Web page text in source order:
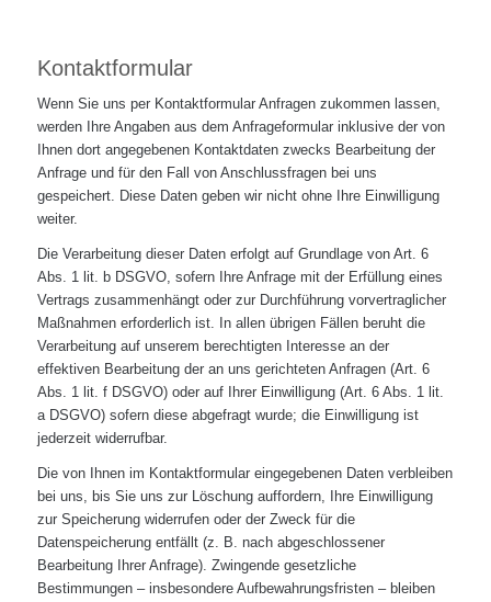
Kontaktformular
Wenn Sie uns per Kontaktformular Anfragen zukommen lassen,
werden Ihre Angaben aus dem Anfrageformular inklusive der von
Ihnen dort angegebenen Kontaktdaten zwecks Bearbeitung der
Anfrage und für den Fall von Anschlussfragen bei uns
gespeichert. Diese Daten geben wir nicht ohne Ihre Einwilligung
weiter.
Die Verarbeitung dieser Daten erfolgt auf Grundlage von Art. 6
Abs. 1 lit. b DSGVO, sofern Ihre Anfrage mit der Erfüllung eines
Vertrags zusammenhängt oder zur Durchführung vorvertraglicher
Maßnahmen erforderlich ist. In allen übrigen Fällen beruht die
Verarbeitung auf unserem berechtigten Interesse an der
effektiven Bearbeitung der an uns gerichteten Anfragen (Art. 6
Abs. 1 lit. f DSGVO) oder auf Ihrer Einwilligung (Art. 6 Abs. 1 lit.
a DSGVO) sofern diese abgefragt wurde; die Einwilligung ist
jederzeit widerrufbar.
Die von Ihnen im Kontaktformular eingegebenen Daten verbleiben
bei uns, bis Sie uns zur Löschung auffordern, Ihre Einwilligung
zur Speicherung widerrufen oder der Zweck für die
Datenspeicherung entfällt (z. B. nach abgeschlossener
Bearbeitung Ihrer Anfrage). Zwingende gesetzliche
Bestimmungen – insbesondere Aufbewahrungsfristen – bleiben